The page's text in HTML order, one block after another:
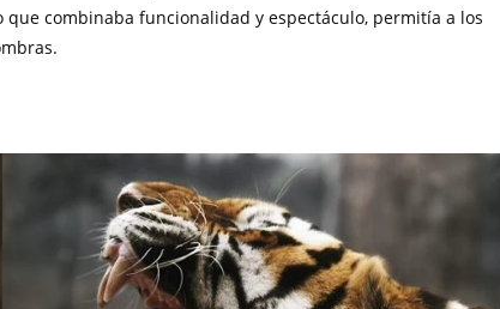
que combinaba funcionalidad y espectáculo, permitía a los